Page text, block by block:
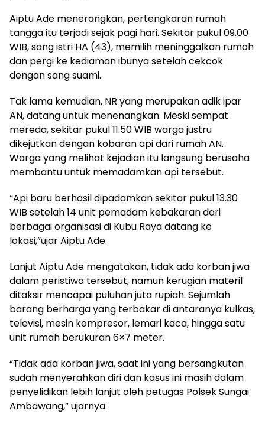
Aiptu Ade menerangkan, pertengkaran rumah
tangga itu terjadi sejak pagi hari. Sekitar pukul 09.00
WIB, sang istri HA (43), memilih meninggalkan rumah
dan pergi ke kediaman ibunya setelah cekcok
dengan sang suami.
Tak lama kemudian, NR yang merupakan adik ipar
AN, datang untuk menenangkan. Meski sempat
mereda, sekitar pukul 11.50 WIB warga justru
dikejutkan dengan kobaran api dari rumah AN.
Warga yang melihat kejadian itu langsung berusaha
membantu untuk memadamkan api tersebut.
“Api baru berhasil dipadamkan sekitar pukul 13.30
WIB setelah 14 unit pemadam kebakaran dari
berbagai organisasi di Kubu Raya datang ke
lokasi,”ujar Aiptu Ade.
Lanjut Aiptu Ade mengatakan, tidak ada korban jiwa
dalam peristiwa tersebut, namun kerugian materil
ditaksir mencapai puluhan juta rupiah. Sejumlah
barang berharga yang terbakar di antaranya kulkas,
televisi, mesin kompresor, lemari kaca, hingga satu
unit rumah berukuran 6×7 meter.
“Tidak ada korban jiwa, saat ini yang bersangkutan
sudah menyerahkan diri dan kasus ini masih dalam
penyelidikan lebih lanjut oleh petugas Polsek Sungai
Ambawang,” ujarnya.